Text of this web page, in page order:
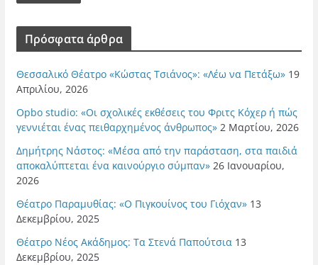
Πρόσφατα άρθρα
Θεσσαλικό Θέατρο «Κώστας Τσιάνος»: «Λέω να Πετάξω» 19
Απριλίου, 2026
Opbo studio: «Οι σχολικές εκθέσεις του Φριτς Κόχερ ή πώς
γεννιέται ένας πειθαρχημένος άνθρωπος» 2 Μαρτίου, 2026
Δημήτρης Νάστος: «Μέσα από την παράσταση, στα παιδιά
αποκαλύπτεται ένα καινούργιο σύμπαν» 26 Ιανουαρίου,
2026
Θέατρο Παραμυθίας: «Ο Πιγκουίνος του Γιόχαν» 13
Δεκεμβρίου, 2025
Θέατρο Νέος Ακάδημος: Τα Στενά Παπούτσια 13
Δεκεμβρίου, 2025